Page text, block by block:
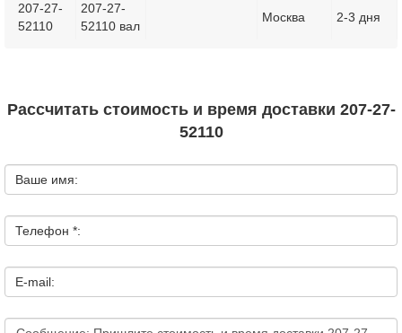
207-27-
52110
207-27-
52110 вал
Москва 2-3 дня
Рассчитать стоимость и время доставки 207-27-
52110
Ваше имя:
Телефон *:
E-mail: